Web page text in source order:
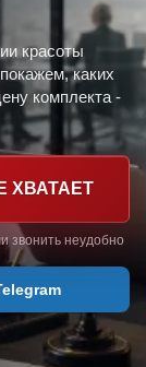
красоты
каких
комплекта -
ХВАТАЕТ
звонить неудобно